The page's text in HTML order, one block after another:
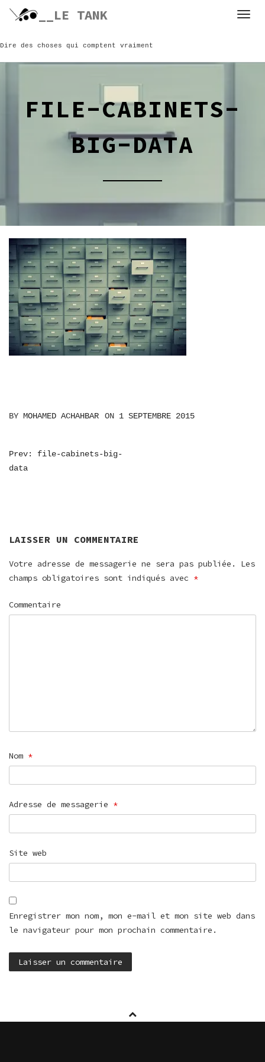
Skip
__LE TANK
Dire des choses qui comptent vraiment
FILE-CABINETS-
BIG-DATA
BY MOHAMED ACHAHBAR ON 1 SEPTEMBRE 2015
NAVIGATION
DE
Prev: file-cabinets-big-
data
LAISSER UN COMMENTAIRE
Votre adresse de messagerie ne sera pas publiée.
Les
champs obligatoires sont indiqués avec *
Commentaire
Nom *
Adresse de messagerie *
Site web
Enregistrer mon nom, mon e-mail et mon site web dans
le navigateur pour mon prochain commentaire.